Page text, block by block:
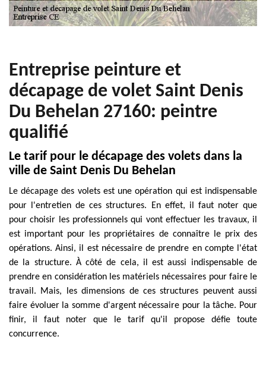
Entreprise peinture et
décapage de volet Saint Denis
Du Behelan 27160: peintre
qualifié
Le tarif pour le décapage des volets dans la
ville de Saint Denis Du Behelan
Le décapage des volets est une opération qui est indispensable
pour l'entretien de ces structures. En effet, il faut noter que
pour choisir les professionnels qui vont effectuer les travaux, il
est important pour les propriétaires de connaître le prix des
opérations. Ainsi, il est nécessaire de prendre en compte l'état
de la structure. À côté de cela, il est aussi indispensable de
prendre en considération les matériels nécessaires pour faire le
travail. Mais, les dimensions de ces structures peuvent aussi
faire évoluer la somme d'argent nécessaire pour la tâche. Pour
finir, il faut noter que le tarif qu'il propose défie toute
concurrence.